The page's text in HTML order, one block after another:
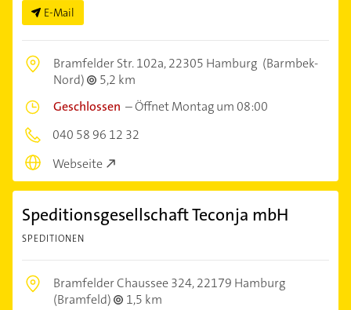
E-Mail
Bramfelder Str. 102a,22305 Hamburg (Barmbek-
Nord)
5,2 km
Geschlossen –Öffnet Montag um 08:00
040 58 96 12 32
Webseite
Speditionsgesellschaft Teconja mbH
SPEDITIONEN
Bramfelder Chaussee 324,22179 Hamburg
(Bramfeld)
1,5 km